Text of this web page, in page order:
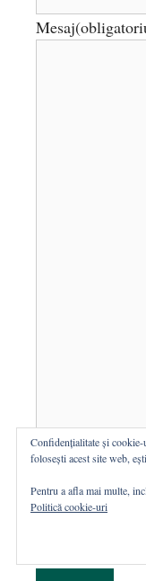
Mesaj
Confidențialitate și
folosești acest site web,
Pentru a afla mai multe,
Politică cookie-uri